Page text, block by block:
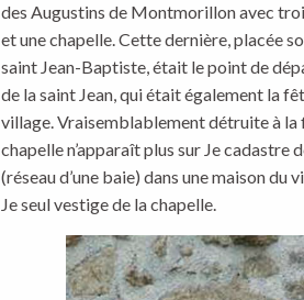
des Augustins de Montmorillon avec
et une chapelle. Cette dernière, placée
saint Jean-Baptiste, était le point de
de la saint Jean, qui était également la
village. Vraisemblablement détruite à la
chapelle n’apparaît plus sur Je cadastre
(réseau d’une baie) dans une maison du
Je seul vestige de la chapelle.